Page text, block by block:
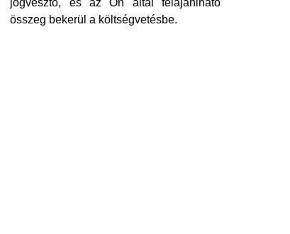
jogvesztő, és az Ön által felajánlható
összeg bekerül a költségvetésbe.